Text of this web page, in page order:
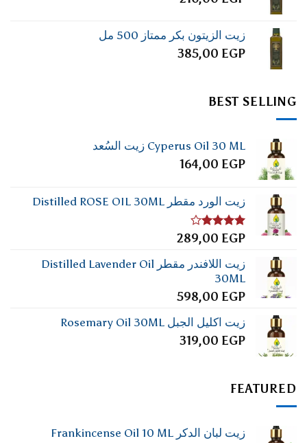
زيت الزيتون بكر ممتاز 500 مل
385,00 EGP
BEST SELLING
Cyperus Oil 30 ML زيت السُعد
164,00 EGP
زيت الورد مقطر Distilled ROSE OIL 30ML
تم
من
5
289,00 EGP
زيت اللافندر مقطر Distilled Lavender Oil
30ML
598,00 EGP
زيت اكليل الجبل Rosemary Oil 30ML
319,00 EGP
FEATURED
زيت لبان الدكر Frankincense Oil 10 ML